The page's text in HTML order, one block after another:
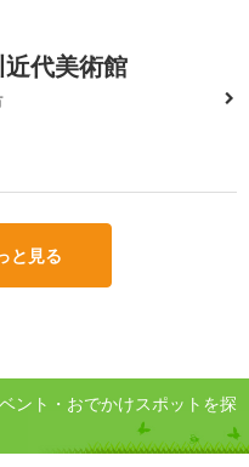
代美術館
と見る
ント・おでかけスポットを探